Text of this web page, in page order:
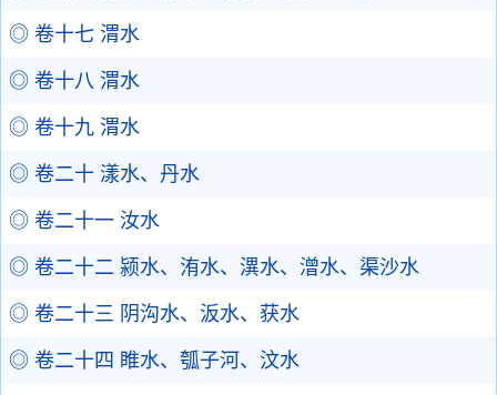
◎ 卷十七 渭水
◎ 卷十八 渭水
◎ 卷十九 渭水
◎ 卷二十 漾水、丹水
◎ 卷二十一 汝水
◎ 卷二十二 颍水、洧水、潩水、潧水、渠沙水
◎ 卷二十三 阴沟水、汳水、获水
◎ 卷二十四 睢水、瓠子河、汶水